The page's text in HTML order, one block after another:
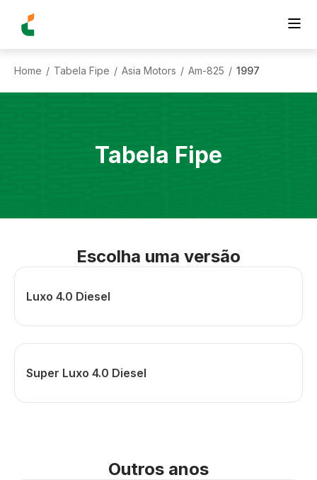
Home / Tabela Fipe / Asia Motors / Am-825 / 1997
Tabela Fipe
Escolha uma versão
Luxo 4.0 Diesel
Super Luxo 4.0 Diesel
Outros anos